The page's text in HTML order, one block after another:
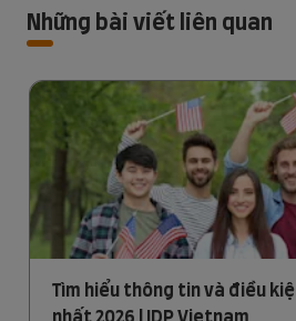
Những bài viết liên quan
Tìm hiểu thông tin và điều